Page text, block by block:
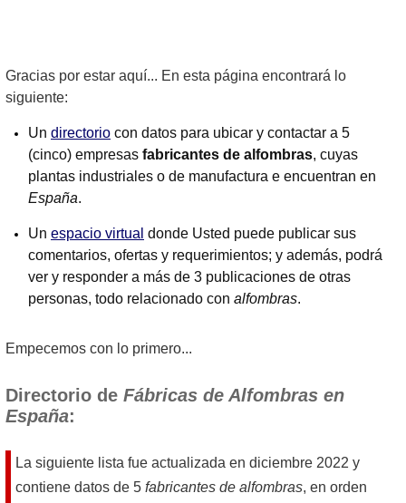
Gracias por estar aquí... En esta página encontrará lo
siguiente:
Un directorio con datos para ubicar y contactar a 5
(cinco) empresas fabricantes de alfombras, cuyas
plantas industriales o de manufactura e encuentran en
España.
Un espacio virtual donde Usted puede publicar sus
comentarios, ofertas y requerimientos; y además, podrá
ver y responder a más de 3 publicaciones de otras
personas, todo relacionado con alfombras.
Empecemos con lo primero...
Directorio de Fábricas de Alfombras en
España:
La siguiente lista fue actualizada en diciembre 2022 y
contiene datos de 5 fabricantes de alfombras, en orden